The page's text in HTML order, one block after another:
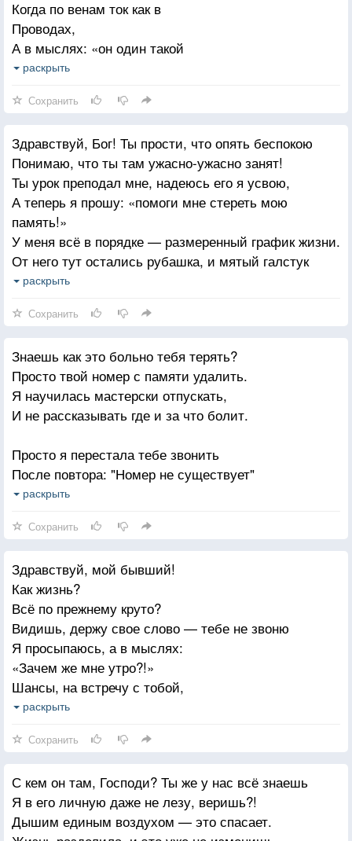
Когда по венам ток как в
Проводах,
А в мыслях: «он один такой
Любимый»
И слышал свой протяжный
Смертный рёв
Не страшно и предательства
Повтор,
Лишь потому что ты уже был
Мёртв.
раскрыть
Сохранить
Здравствуй, Бог! Ты прости, что опять беспокою
Понимаю, что ты там ужасно-ужасно занят!
Ты урок преподал мне, надеюсь его я усвою,
А теперь я прошу: «помоги мне стереть мою
память!»
У меня всё в порядке — размеренный график жизни.
От него тут остались рубашка, и мятый галстук
Помоги мне, пожалуйста, сил поднабраться и
Пусть никто не увидит, как я потихоньку гасну
Здравствуй, Бог! Тут на днях я тебе позвонила
Не ответил, наверное, дел накопилось много
Ты ему передай, как увидишь, что я его очень
любила
И, пожалуйста, Господи, больше его не трогай!
раскрыть
Сохранить
Знаешь как это больно тебя терять?
Просто твой номер с памяти удалить.
Я научилась мастерски отпускать,
И не рассказывать где и за что болит.
Просто я перестала тебе звонить
После повтора: "Номер не существует"
Как без меня? Попробуй мне объяснить,
Я без тебя живу /Но уже не так/
Ты же нашел так быстро себе другую
Жду смс: "Я вернулся. Я был дурак.
Да, я скучаю. И так же тебя ревную."
Но в телефоне предательски — тишина,
Номер свой прежний я не меняла даже
Ты же там с ней? Только я почему одна!
Ты там, пожалуйста, счастлив будь. Это важно.
раскрыть
Сохранить
Здравствуй, мой бывший!
Как жизнь?
Всё по прежнему круто?
Видишь, держу свое слово — тебе не звоню
Я просыпаюсь, а в мыслях:
«Зачем же мне утро?!»
Шансы, на встречу с тобой,
Как обычно, к нулю.
Сдержать свое слово.
Только вот как объяснить
Этот страх. Эту боль.
Я принимаю тебя
Абсолютно любого.
раскрыть
Сохранить
С кем он там, Господи? Ты же у нас всё знаешь
Я в его личную даже не лезу, веришь?!
Дышим единым воздухом — это спасает.